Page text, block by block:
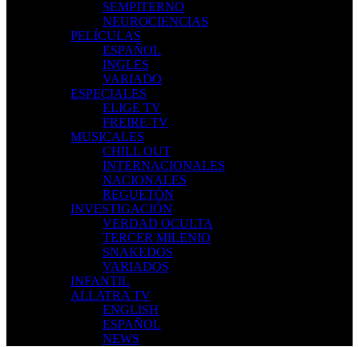
DOCUMENTALES
+ CATEGORÍAS
NUEVO DESPERTAR
SEMPITERNO
NEUROCIENCIAS
PELÍCULAS
ESPAÑOL
INGLES
VARIADO
ESPECIALES
ELIGE TV
FREIRE TV
MUSICALES
CHILL OUT
INTERNACIONALES
NACIONALES
REGUETÓN
INVESTIGACIÓN
VERDAD OCULTA
TERCER MILENIO
SNAKEDOS
VARIADOS
INFANTIL
ALLATRA TV